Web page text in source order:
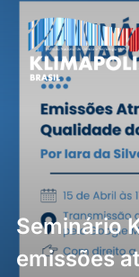
para
conteúdo
Seminário
emissões